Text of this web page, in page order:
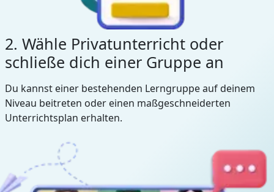
2. Wähle Privatunterricht oder
schließe dich einer Gruppe an
Du kannst einer bestehenden Lerngruppe auf deinem
Niveau beitreten oder einen maßgeschneiderten
Unterrichtsplan erhalten.